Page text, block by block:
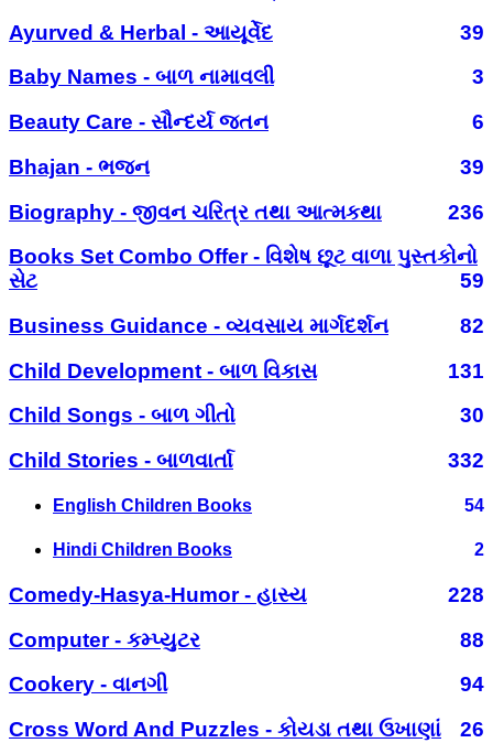
Ayurved & Herbal - આયૂર્વેદ
39
Baby Names - બાળ નામાવલી
3
Beauty Care - સૌન્દર્ય જતન
6
Bhajan - ભજન
39
Biography - જીવન ચરિત્ર તથા આત્મકથા
236
Books Set Combo Offer - વિશેષ છૂટ વાળા પુસ્તકોનો
સેટ
59
Business Guidance - વ્યવસાય માર્ગદર્શન
82
Child Development - બાળ વિકાસ
131
Child Songs - બાળ ગીતો
30
Child Stories - બાળવાર્તા
332
English Children Books 54
Hindi Children Books 2
Comedy-Hasya-Humor - હાસ્ય
228
Computer - કમ્પ્યુટર
88
Cookery - વાનગી
94
Cross Word And Puzzles - કોયડા તથા ઉખાણાં
26